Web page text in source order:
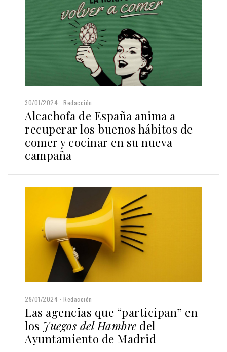
30/01/2024 Redacción
Alcachofa de España anima a
recuperar los buenos hábitos de
comer y cocinar en su nueva
campaña
29/01/2024 Redacción
Las agencias que “participan” en
los Juegos del Hambredel
Ayuntamiento de Madrid